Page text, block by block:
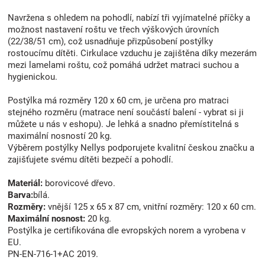
Navržena s ohledem na pohodlí, nabízí tři vyjímatelné příčky a
možnost nastavení roštu ve třech výškových úrovních
(22/38/51 cm), což usnadňuje přizpůsobení postýlky
rostoucímu dítěti. Cirkulace vzduchu je zajištěna díky mezerám
mezi lamelami roštu, což pomáhá udržet matraci suchou a
hygienickou.
Postýlka má rozměry 120 x 60 cm, je určena pro matraci
stejného rozměru (matrace není součástí balení - vybrat si ji
můžete u nás v eshopu). Je lehká a snadno přemístitelná s
maximální nosností 20 kg.
Výběrem postýlky Nellys podporujete kvalitní českou značku a
zajišťujete svému dítěti bezpečí a pohodlí.
Materiál: borovicové dřevo.
Barva:bílá.
Rozměry: vnější 125 x 65 x 87 cm, vnitřní rozměry: 120 x 60 cm.
Maximální nosnost: 20 kg.
Postýlka je certifikována dle evropských norem a vyrobena v
EU.
PN-EN-716-1+AC 2019.